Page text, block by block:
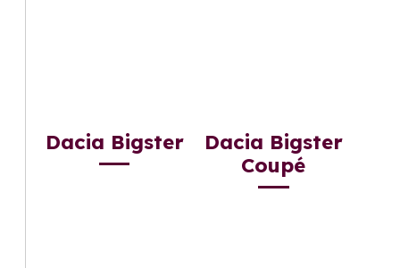
Dacia Bigster
Dacia Bigster
Coupé